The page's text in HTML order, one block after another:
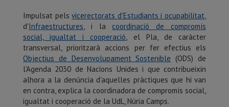
Impulsat pelsvicerectorats d'Estudiants i ocupabilitat,
d'Infraestructures, i la coordinació de compromís
social, igualtat i cooperació, el Pla, de caràcter
transversal, prioritzarà accions per fer efectius els
Objectius de Desenvolupament Sostenible (ODS) de
l'Agenda 2030 de Nacions Unides i que contribueixin
alhora a la denúncia d'aquelles pràctiques que hi van
en contra, explica la coordinadora de compromís social,
igualtat i cooperació de la UdL, Núria Camps.